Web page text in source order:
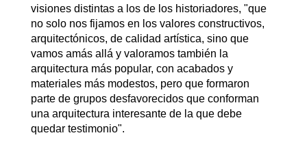
visiones distintas a los de los historiadores, "que
no solo nos fijamos en los valores constructivos,
arquitectónicos, de calidad artística, sino que
vamos amás allá y valoramos también la
arquitectura más popular, con acabados y
materiales más modestos, pero que formaron
parte de grupos desfavorecidos que conforman
una arquitectura interesante de la que debe
quedar testimonio".